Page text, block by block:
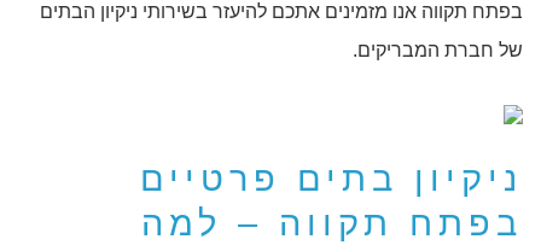
בפתח תקווה אנו מזמינים אתכם להיעזר בשירותי ניקיון הבתים
של חברת המבריקים.
ניקיון בתים פרטיים
בפתח תקווה – למה